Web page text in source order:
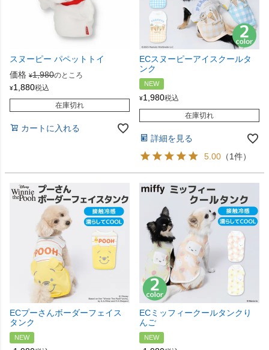
スヌーピー パペットトイ
価格 ¥1,980のところ
¥1,880税込
在庫切れ
カートに入れる
ECスヌーピーアイスクールタ
ンク
NEW
¥1,980税込
在庫切れ
詳細を見る
5.00 （1件）
ECプーさんボーダーフェイス
タンク
NEW
ECミッフィークールタンクり
んご
NEW